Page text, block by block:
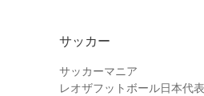
サッカー
サッカーマニア
レオザフットボール日本代